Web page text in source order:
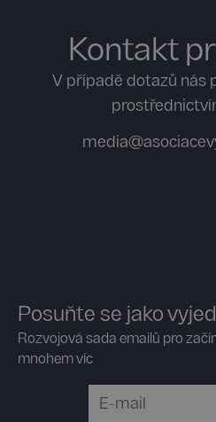
Kontakt
V případě dotazů nás
Posuňte se jako
Rozvojová sada emailů pro
mnohem víc